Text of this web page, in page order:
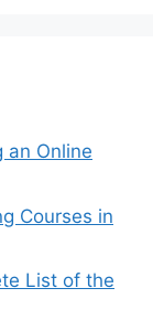
an Online
Courses in
List of the